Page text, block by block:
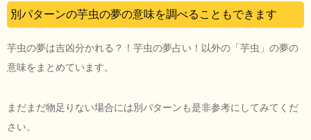
別パターンの芋虫の夢の意味を調べることもできます
芋虫の夢は吉凶分かれる？！芋虫の夢占い！以外の「芋虫」の夢の
意味をまとめています。
まだまだ物足りない場合には別パターンも是非参考にしてみてくだ
さい。